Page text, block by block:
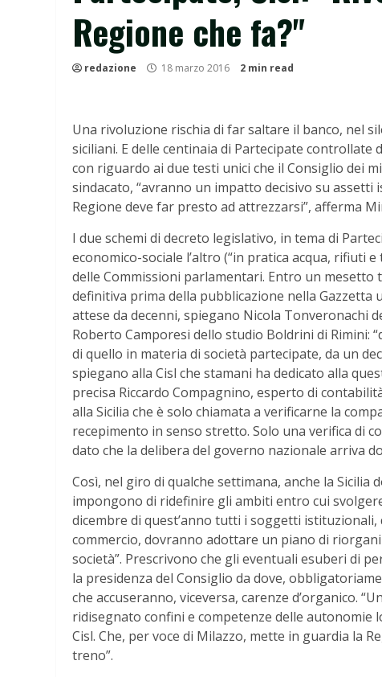
Regione che fa?"
redazione 18 marzo 2016 2 min read
Una rivoluzione rischia di far saltare il banco, nel
siciliani. E delle centinaia di Partecipate controllate
con riguardo ai due testi unici che il Consiglio dei
sindacato, “avranno un impatto decisivo su assetti
Regione deve far presto ad attrezzarsi”, afferma
I due schemi di decreto legislativo, in tema di
economico-sociale l’altro (“in pratica acqua, rifiuti
delle Commissioni parlamentari. Entro un
definitiva prima della pubblicazione nella
attese da decenni, spiegano Nicola Tonveronachi
Roberto Camporesi dello studio Boldrini di Rimini:
di quello in materia di società partecipate, da un
spiegano alla Cisl che stamani ha dedicato alla
precisa Riccardo Compagnino, esperto di
alla Sicilia che è solo chiamata a verificarne la
recepimento in senso stretto. Solo una verifica di
dato che la delibera del governo nazionale arriva
Così, nel giro di qualche settimana, anche la
impongono di ridefinire gli ambiti entro cui
dicembre di quest’anno tutti i soggetti istituzionali,
commercio, dovranno adottare un piano di
società”. Prescrivono che gli eventuali esuberi di
la presidenza del Consiglio da dove,
che accuseranno, viceversa, carenze d’organico.
ridisegnato confini e competenze delle autonomie
Cisl. Che, per voce di Milazzo, mette in guardia la
treno”.